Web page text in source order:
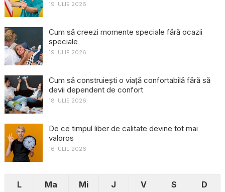
19 IULIE 2026
Cum să creezi momente speciale fără ocazii
speciale
19 IULIE 2026
Cum să construiești o viață confortabilă fără să
devii dependent de confort
18 IULIE 2026
De ce timpul liber de calitate devine tot mai
valoros
16 IULIE 2026
L Ma Mi J V S
D